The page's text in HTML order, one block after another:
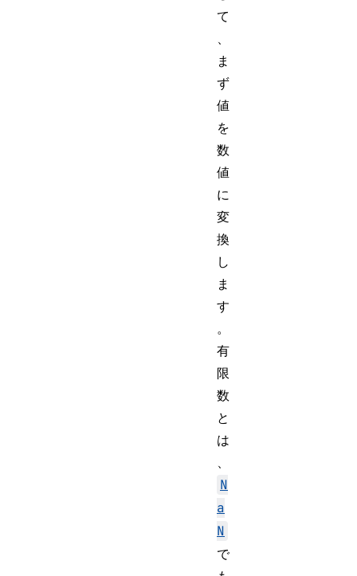
て
、
ま
ず
値
を
数
値
に
変
換
し
ま
す
。
有
限
数
と
は
、
N
a
N
で